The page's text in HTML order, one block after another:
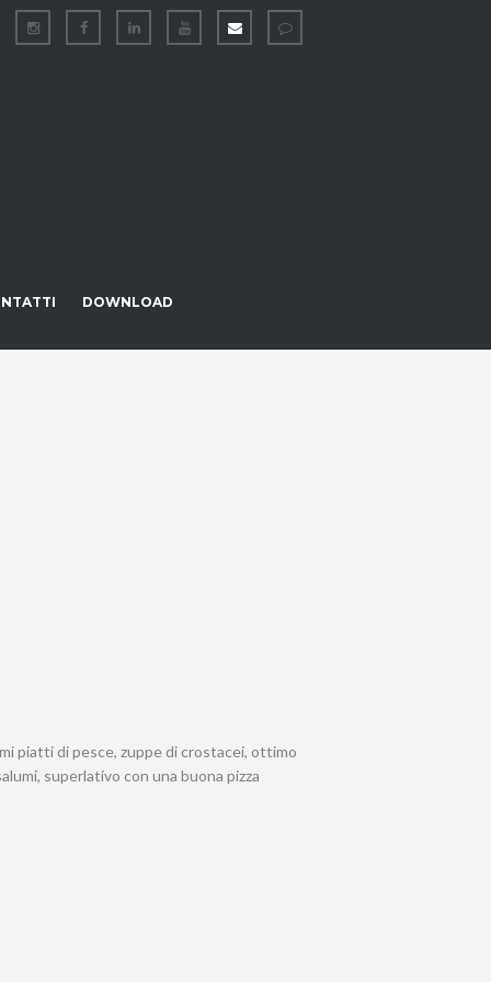
DOWNLOAD
piatti di pesce, zuppe di crostacei, ottimo
superlativo con una buona pizza